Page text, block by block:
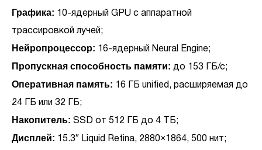
Графика: 10-ядерный GPU с аппаратной
трассировкой лучей;
Нейропроцессор: 16-ядерный Neural Engine;
Пропускная способность памяти: до 153 ГБ/с;
Оперативная память: 16 ГБ unified, расширяемая до
24 ГБ или 32 ГБ;
Накопитель: SSD от 512 ГБ до 4 ТБ;
Дисплей: 15.3″ Liquid Retina, 2880×1864, 500 нит;